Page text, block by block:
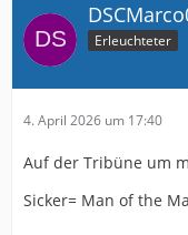
Erleuchteter
4. April 2026 um 17:40
Auf der Tribüne um
Sicker= Man of the